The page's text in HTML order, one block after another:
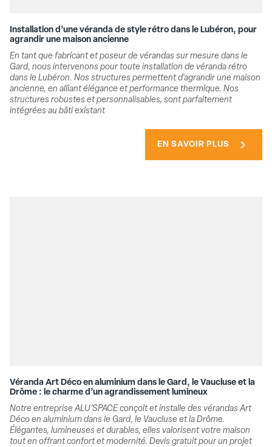
Installation d’une véranda de style rétro dans le Lubéron, pour
agrandir une maison ancienne
En tant que fabricant et poseur de vérandas sur mesure dans le
Gard, nous intervenons pour toute installation de véranda rétro
dans le Lubéron. Nos structures permettent d'agrandir une maison
ancienne, en alliant élégance et performance thermique. Nos
structures robustes et personnalisables, sont parfaitement
intégrées au bâti existant
EN SAVOIR PLUS chevron_right
Véranda Art Déco en aluminium dans le Gard, le Vaucluse et la
Drôme : le charme d’un agrandissement lumineux
Notre entreprise ALU’SPACE conçoit et installe des vérandas Art
Déco en aluminium dans le Gard, le Vaucluse et la Drôme.
Élégantes, lumineuses et durables, elles valorisent votre maison
tout en offrant confort et modernité. Devis gratuit pour un projet